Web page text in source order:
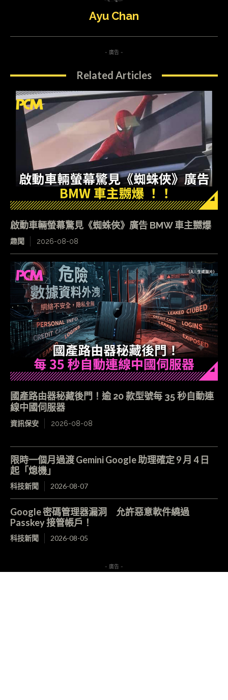
Ayu Chan
- 廣告 -
Related Articles
啟動車輛螢幕驚見《蜘蛛俠》廣告 BMW 車主嬲爆
趣聞 2026-08-08
國產路由器秘藏後門！逾 20 款型號每 35 秒自動連
線中國伺服器
資訊保安 2026-08-08
限時一個月過渡 Gemini Google 助理確定 9 月 4 日
起「熄機」
科技新聞 2026-08-07
Google 密碼管理器漏洞 允許惡意軟件繞過
Passkey 接管帳戶！
科技新聞 2026-08-05
- 廣告 -